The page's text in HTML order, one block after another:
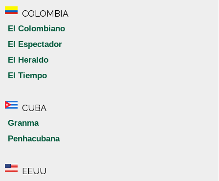
COLOMBIA
El Colombiano
El Espectador
El Heraldo
El Tiempo
CUBA
Granma
Penhacubana
EEUU